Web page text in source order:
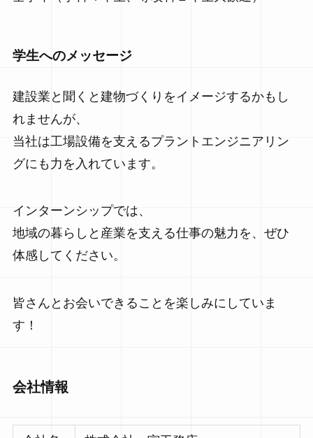
学生へのメッセージ
建設業と聞くと建物づくりをイメージするかもし
れませんが、
当社は工場設備を支えるプラントエンジニアリン
グにも力を入れています。
インターンシップでは、
地域の暮らしと産業を支える仕事の魅力を、ぜひ
体感してください。
皆さんとお会いできることを楽しみにしていま
す！
会社情報